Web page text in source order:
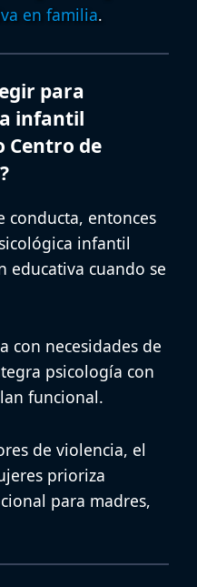
en familia.
para
infantil
Centro de
conducta, entonces
infantil
educativa cuando se
con necesidades de
psicología con
funcional.
de violencia, el
prioriza
para madres,